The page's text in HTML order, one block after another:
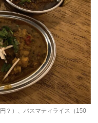
？）、バスマティライス（150